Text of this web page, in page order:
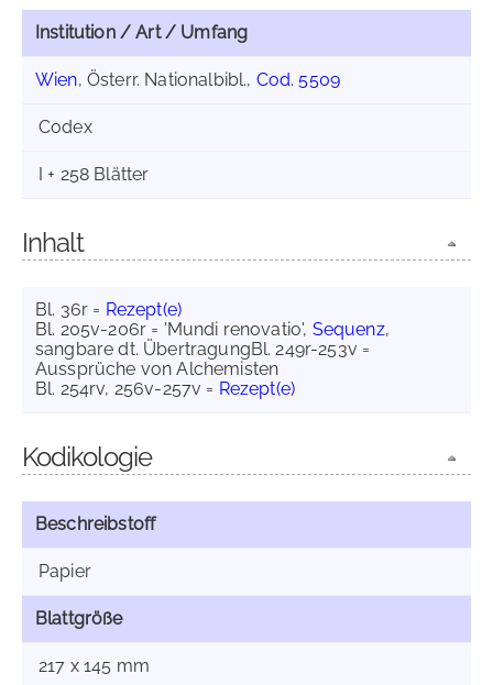
Institution / Art / Umfang
Wien, Österr. Nationalbibl., Cod. 5509
Codex
I + 258 Blätter
Inhalt
Bl. 36r = Rezept(e)
Bl. 205v-206r = 'Mundi renovatio', Sequenz,
sangbare dt. ÜbertragungBl. 249r-253v =
Aussprüche von Alchemisten
Bl. 254rv, 256v-257v = Rezept(e)
Kodikologie
Beschreibstoff
Papier
Blattgröße
217 x 145 mm